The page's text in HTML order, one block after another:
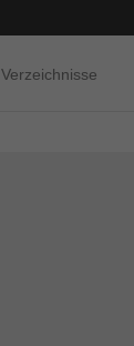
Verzeichnisse